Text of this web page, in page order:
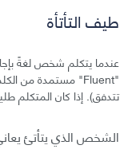
طيف التأتأة
تتدفق). إذا كان المتكلم
الشخص الذي يتأتئ